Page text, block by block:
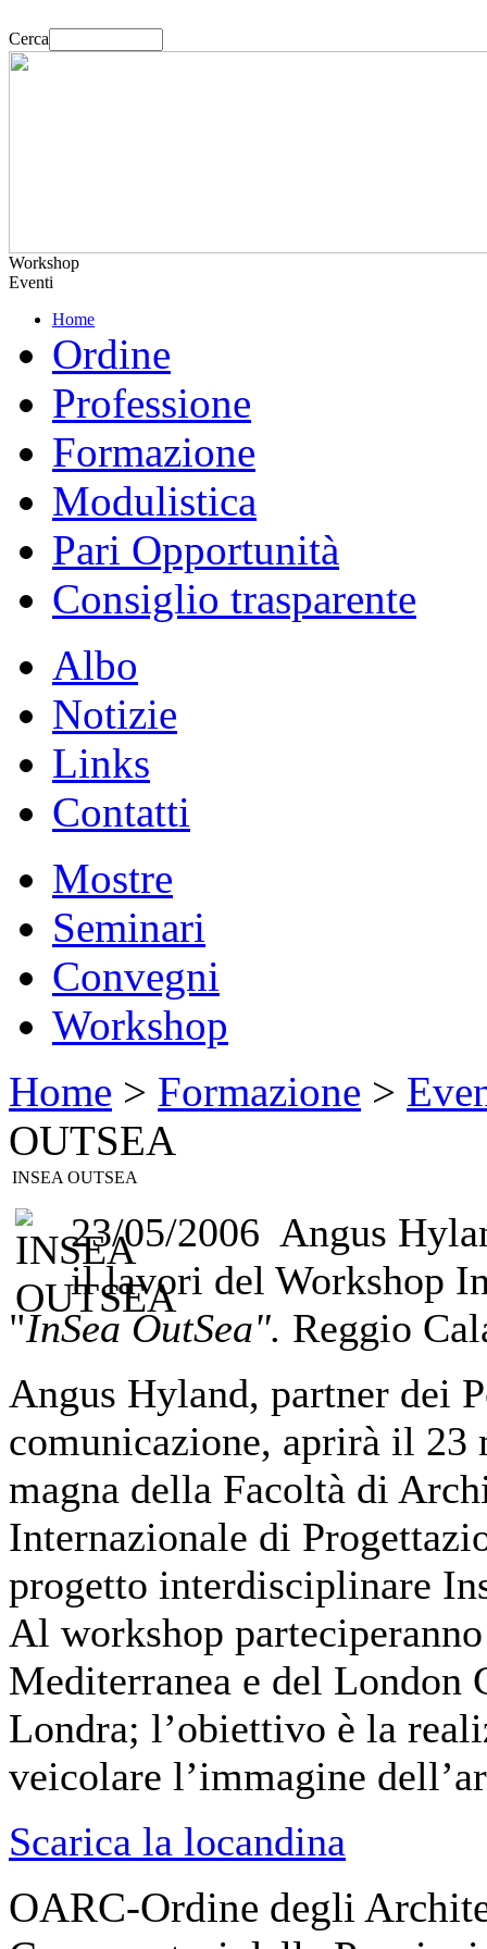
Cerca
Workshop
Eventi
Home
Ordine
Professione
Formazione
Modulistica
Pari Opportunità
Consiglio trasparente
Albo
Notizie
Links
Contatti
Mostre
Seminari
Convegni
Workshop
Home > Formazione >
OUTSEA
INSEA OUTSEA
23/05/2006 Angus
il lavori del Workshop
"InSea OutSea". Reggio
Angus Hyland, partner dei
comunicazione, aprirà il 23
magna della Facoltà di
Internazionale di
progetto interdisciplinare
Al workshop
Mediterranea e del
Londra; l’obiettivo è la
veicolare l’immagine
Scarica la locandina
OARC-Ordine degli